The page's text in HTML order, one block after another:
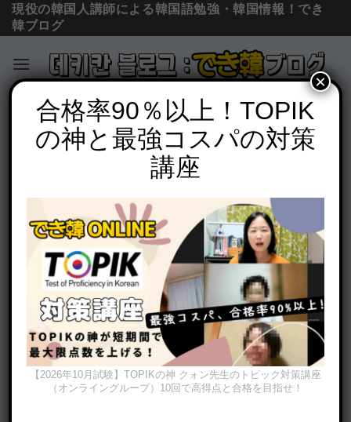
Skip
content
現役の韓国人講師による韓国語勉強・韓国情報！でき
韓ブログ
必須文法と表現
「縁起がいい、縁起物」は韓国語で？길
하다, 상서롭다, 복을 불러오다の意味と使
POSTED ON2022年3月16日 BYでき韓 パク先生
合格率90％以上！TOPIK
の神と最強コスパの対策
講座
【2026年10月試験】TOPIKの神 クォン先生のトピック対策講座
（オンライングループ）10回で高得点と合格を目指せ！
×